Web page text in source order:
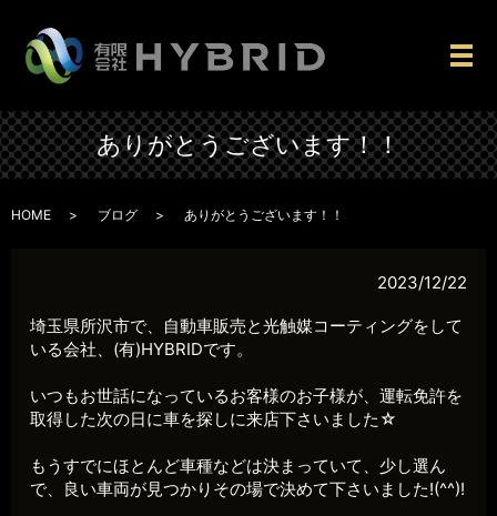
メ
ありがとうございます！！
HOME ブログ ありがとうございます！！
2023/12/22
埼玉県所沢市で、自動車販売と光触媒コーティングをして
いる会社、(有)HYBRIDです。
いつもお世話になっているお客様のお子様が、運転免許を
取得した次の日に車を探しに来店下さいました☆
もうすでにほとんど車種などは決まっていて、少し選ん
で、良い車両が見つかりその場で決めて下さいました!(^^)!